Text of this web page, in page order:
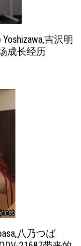
吉沢明
成长经历
八乃つば